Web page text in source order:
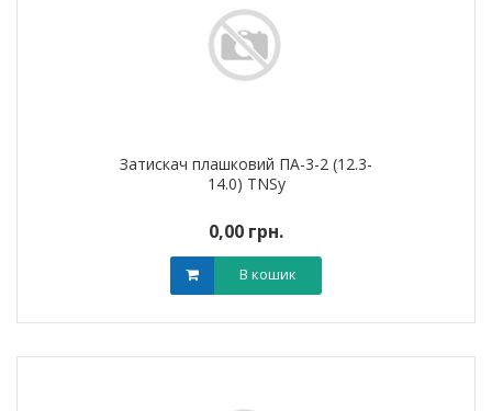
Затискач плашковий ПА-3-2 (12.3-
14.0) TNSy
0,00 грн.
В кошик